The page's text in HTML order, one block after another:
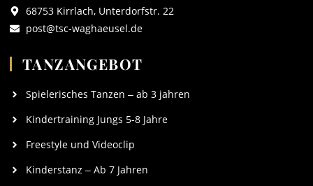
68753 Kirrlach, Unterdorfstr. 22
post@tsc-waghaeusel.de
TANZANGEBOT
Spielerisches Tanzen ‒ ab 3 jahren
Kindertraining Jungs 5-8 Jahre
Freestyle und Videoclip
Kinderstanz ‒ Ab 7 Jahren